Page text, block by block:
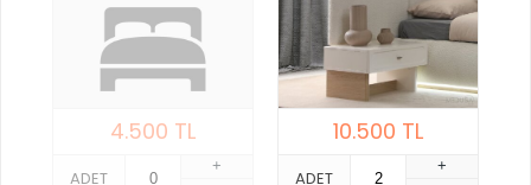
4.500 TL
ADET
+
10.500 TL
ADET
+